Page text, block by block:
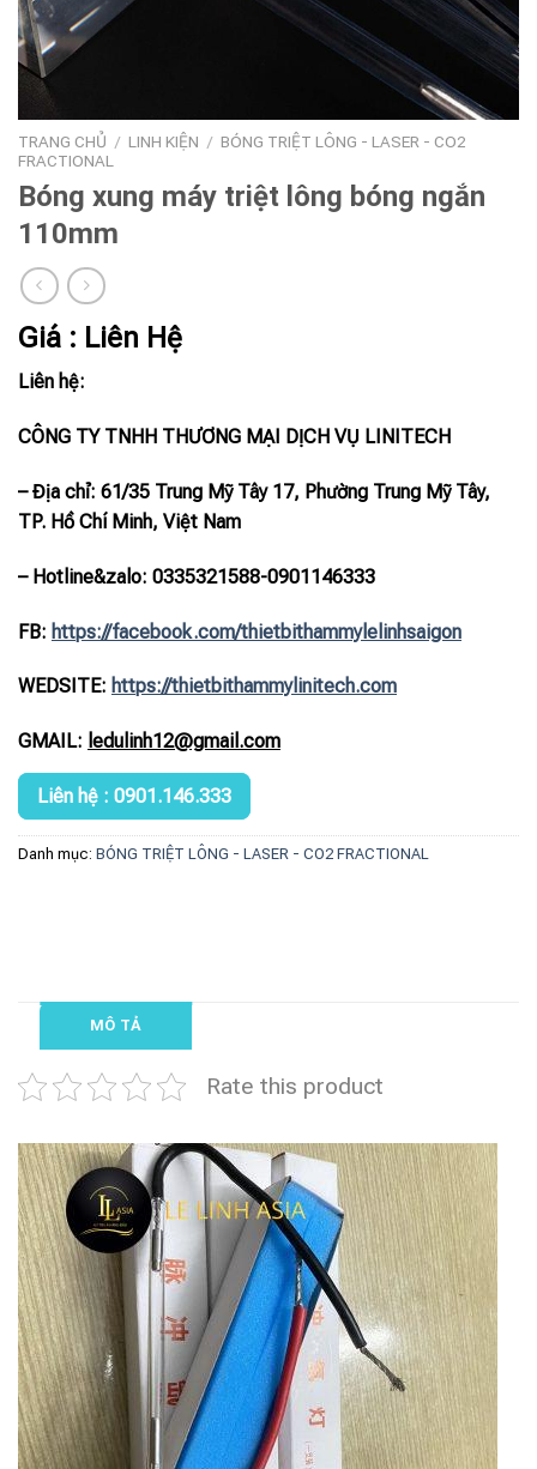
TRANG CHỦ / LINH KIỆN / BÓNG TRIỆT LÔNG - LASER - CO2
FRACTIONAL
Bóng xung máy triệt lông bóng ngắn
110mm
Giá : Liên Hệ
Liên hệ:
CÔNG TY TNHH THƯƠNG MẠI DỊCH VỤ LINITECH
– Địa chỉ: 61/35 Trung Mỹ Tây 17, Phường Trung Mỹ Tây,
TP. Hồ Chí Minh, Việt Nam
– Hotline&zalo: 0335321588-0901146333
FB: https://facebook.com/thietbithammylelinhsaigon
WEDSITE: https://thietbithammylinitech.com
GMAIL: ledulinh12@gmail.com
Liên hệ : 0901.146.333
Danh mục: BÓNG TRIỆT LÔNG - LASER - CO2 FRACTIONAL
MÔ TẢ
Rate this product